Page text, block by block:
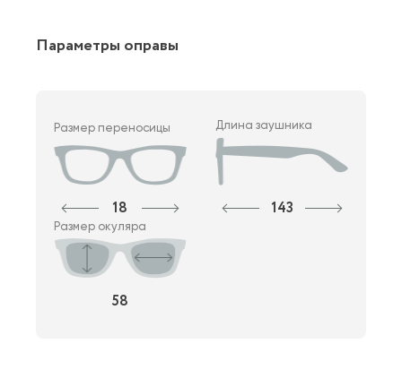
Параметры оправы
Размер переносицы
18
Длина заушника
143
Размер окуляра
58